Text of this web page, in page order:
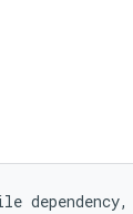
dependency,